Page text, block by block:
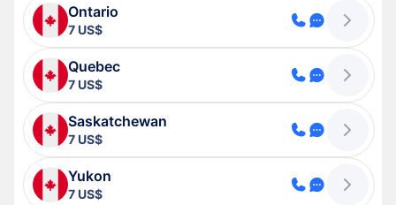
Ontario
7 US$
Quebec
7 US$
Saskatchewan
7 US$
Yukon
7 US$